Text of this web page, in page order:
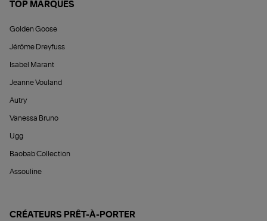
TOP MARQUES
Golden Goose
Jérôme Dreyfuss
Isabel Marant
Jeanne Vouland
Autry
Vanessa Bruno
Ugg
Baobab Collection
Assouline
CRÉATEURS PRÊT-À-PORTER